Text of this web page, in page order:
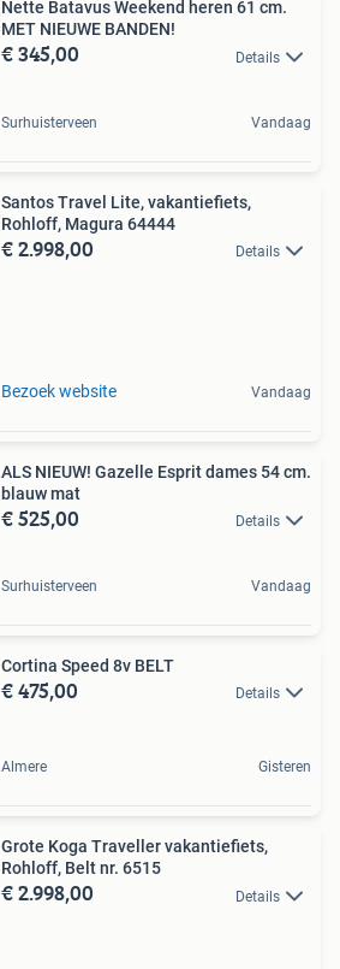
Nette Batavus Weekend heren 61 cm.
MET NIEUWE BANDEN!
€ 345,00 Details
Surhuisterveen Vandaag
Santos Travel Lite, vakantiefiets,
Rohloff, Magura 64444
€ 2.998,00 Details
Bezoek website Vandaag
ALS NIEUW! Gazelle Esprit dames 54 cm.
blauw mat
€ 525,00 Details
Surhuisterveen Vandaag
Cortina Speed 8v BELT
€ 475,00 Details
Almere Gisteren
Grote Koga Traveller vakantiefiets,
Rohloff, Belt nr. 6515
€ 2.998,00 Details